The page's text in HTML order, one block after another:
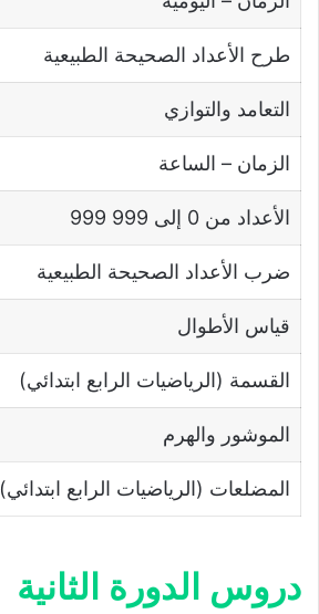
طرح الأعداد الصحيحة الطبيعية
التعامد والتوازي
الزمان – الساعة
الأعداد من 0 إلى 999 999
ضرب الأعداد الصحيحة الطبيعية
قياس الأطوال
القسمة (الرياضيات الرابع ابتدائي)
الموشور والهرم
المضلعات (الرياضيات الرابع ابتدائي)
دروس الدورة الثانية